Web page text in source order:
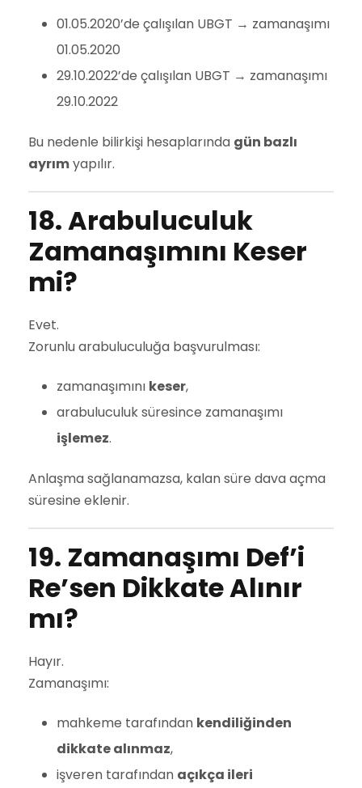
01.05.2020’de çalışılan UBGT → zamanaşımı
01.05.2020
29.10.2022’de çalışılan UBGT → zamanaşımı
29.10.2022
Bu nedenle bilirkişi hesaplarında gün bazlı
ayrımyapılır.
18. Arabuluculuk
Zamanaşımını Keser
mi?
Evet.
Zorunlu arabuluculuğa başvurulması:
zamanaşımını keser,
arabuluculuk süresince zamanaşımı
işlemez.
Anlaşma sağlanamazsa, kalan süre dava açma
süresine eklenir.
19. Zamanaşımı Def’i
Re’sen Dikkate Alınır
mı?
Hayır.
Zamanaşımı:
mahkeme tarafından kendiliğinden
dikkate alınmaz,
işveren tarafından açıkça ileri